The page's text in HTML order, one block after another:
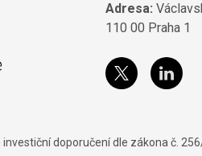
Adresa:
110 00 Praha 1
doporučení dle zákona č.